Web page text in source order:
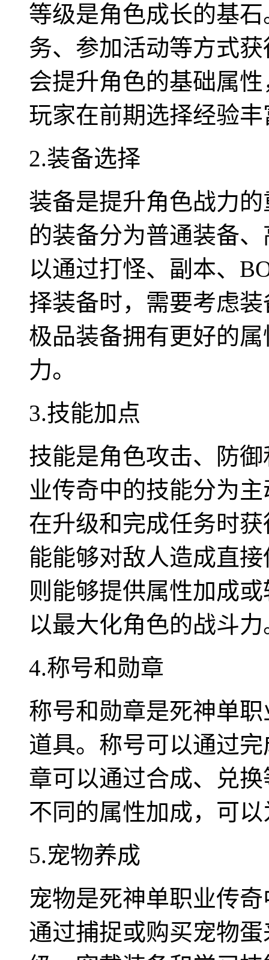
等级是角色成长的基
务、参加活动等方式
会提升角色的基础属
玩家在前期选择经验
2.装备选择
装备是提升角色战力
的装备分为普通装备
以通过打怪、副本、
择装备时，需要考虑
极品装备拥有更好的
力。
3.技能加点
技能是角色攻击、防
业传奇中的技能分为
在升级和完成任务时
能能够对敌人造成直
则能够提供属性加成
以最大化角色的战斗力
4.称号和勋章
称号和勋章是死神单
道具。称号可以通过
章可以通过合成、兑
不同的属性加成，可
5.宠物养成
宠物是死神单职业传
通过捕捉或购买宠物